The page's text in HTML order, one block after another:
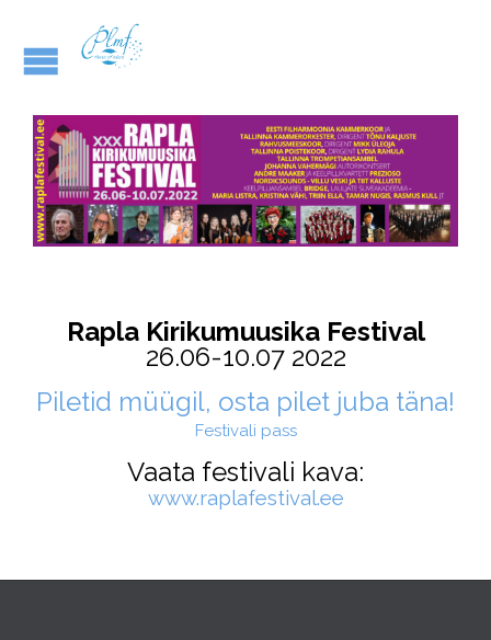
Rapla Kirikumuusika Festival
26.06-10.07 2022
Piletid müügil, osta pilet juba täna!
Festivali pass
Vaata festivali kava:
www.raplafestival.ee